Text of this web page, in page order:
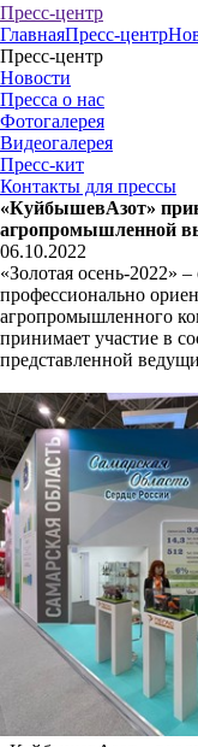
Пресс-центр
ГлавнаяПресс-центр
Пресс-центр
Новости
Пресса о нас
Фотогалерея
Видеогалерея
Пресс-кит
Контакты для прессы
«КуйбышевАзот»
агропромышленной
06.10.2022
«Золотая осень-2022»
профессионально
агропромышленного
принимает участие в
представленной